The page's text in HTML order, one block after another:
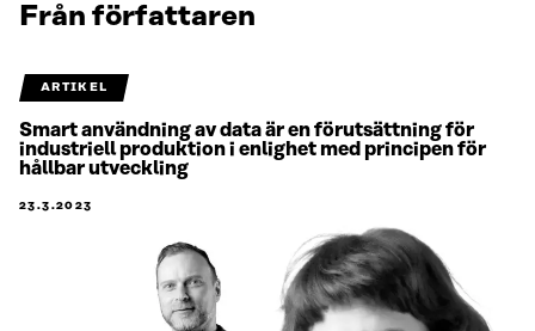
Från författaren
ARTIKEL
Smart användning av data är en förutsättning för
industriell produktion i enlighet med principen för
hållbar utveckling
23.3.2023